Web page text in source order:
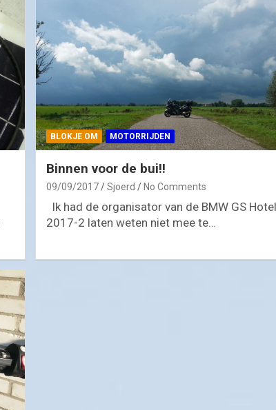
BLOKJE OM MOTORRIJDEN
Binnen voor de bui!!
09/09/2017 Sjoerd No Comments
Ik had de organisator van de BMW GS
2017-2 laten weten niet mee te…